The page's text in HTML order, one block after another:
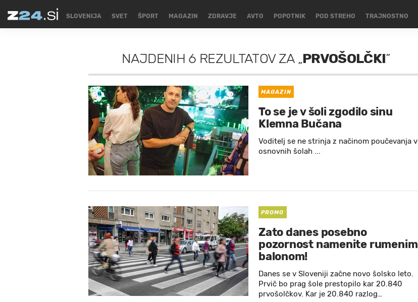
SLOVENIJA SVET ŠPORT MAGAZIN ZDRAVJE AVTO POPOTNIK POD STREHO TRAJNOSTNO
NAJDENIH 6 REZULTATOVZA„PRVOŠOLČKI”
MAGAZIN
To se je v šoli zgodilo sinu
Klemna Bučana
Voditelj se ne strinja z načinom poučevanja v
osnovnih šolah ...
PROMO
Zato danes posebno
pozornost namenite rumenim
balonom!
Danes se v Sloveniji začne novo šolsko leto.
Prvič bo prag šole prestopilo kar 20.840
prvošolčkov. Kar je 20.840 razlog…